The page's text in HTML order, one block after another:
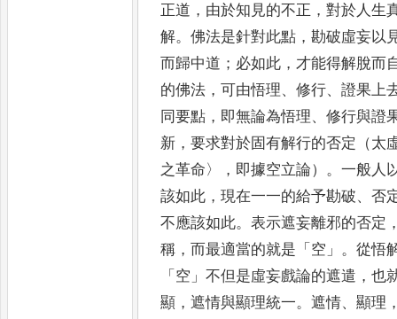
正道 ， 由於知見的不正 ，對於人生
解。佛法是針對此點 ，勘破虛妄以
而歸中道 ； 必如此 ， 才能得解脫而
的佛法 ，可由悟理、修行、證果上
同要點 ， 即無論為悟理、修行與證
新 ，要求對於固有解行的否定（太
之革命〉 ， 即據空立論） 。一般人
該如此 ，現在一一的給予勘破、否
不應該如此。表示遮妄離邪的否定
稱 ，而最適當的就是 「 空 」。從悟
「 空 」不但是虛妄戲論的遮遣 ，也
顯 ，遮情與顯理統一。遮情、顯理